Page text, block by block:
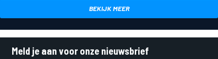
BEKIJK MEER
Meld je aan voor onze nieuwsbrief